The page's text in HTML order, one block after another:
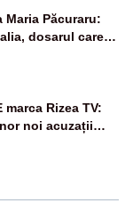
Păcuraru:
dosarul care
marca Rizea TV:
noi acuzații